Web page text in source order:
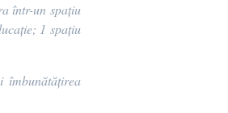
într-un spațiu
1 spațiu
îmbunătățirea